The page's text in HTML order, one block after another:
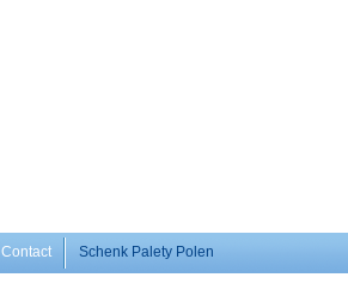
Contact Schenk Palety Polen